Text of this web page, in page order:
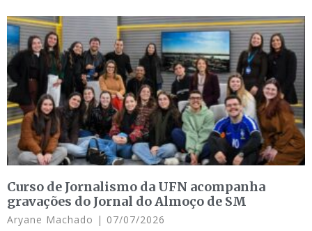
Curso de Jornalismo da UFN acompanha
gravações do Jornal do Almoço de SM
Aryane Machado 07/07/2026